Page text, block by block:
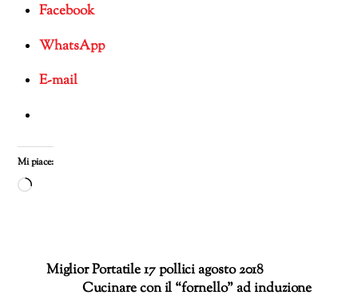
Facebook
WhatsApp
E-mail
Mi piace:
Caricamento
Miglior Portatile 17 pollici agosto 2018
Cucinare con il “fornello” ad induzione